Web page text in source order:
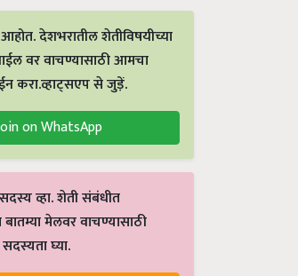
देशभरातील शेतीविषयीच्या
वर वाचण्यासाठी आमचा
करा.व्हाट्सएप से जुड़ें.
on WhatsApp
व्हा. शेती संबंधीत
मेलवर वाचण्यासाठी
घ्या.